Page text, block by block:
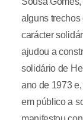
alguns
carácter
ajudou a
solidário de
ano de 1973
em público a